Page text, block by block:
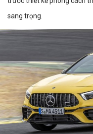
sang trọng.